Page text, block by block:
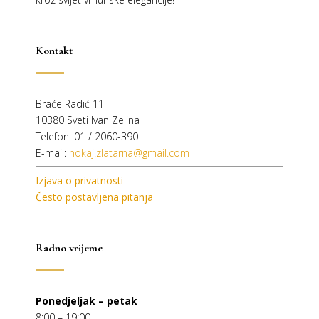
Kontakt
Braće Radić 11
10380 Sveti Ivan Zelina
Telefon: 01 / 2060-390
E-mail: nokaj.zlatarna@gmail.com
Izjava o privatnosti
Često postavljena pitanja
Radno vrijeme
Ponedjeljak – petak